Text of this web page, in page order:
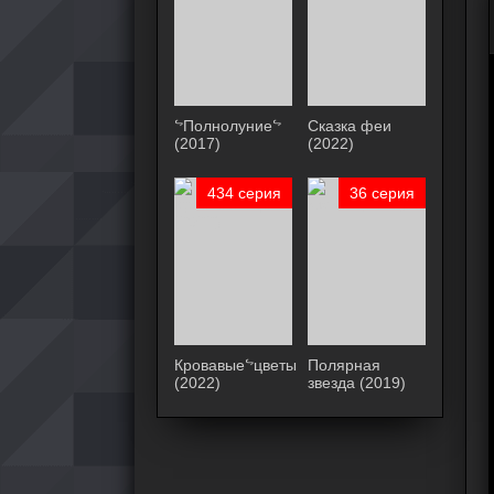
ᖦПолнолуниеᖦ
(2017)
Сказка феи
(2022)
434 серия
Кровавыеᖦцветы
(2022)
36 серия
Полярная
звезда (2019)